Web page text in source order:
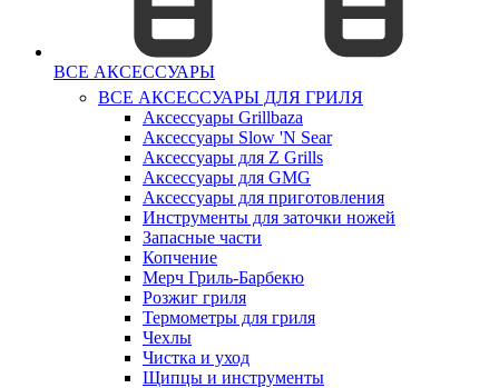
ВСЕ АКСЕССУАРЫ
ВСЕ АКСЕССУАРЫ ДЛЯ ГРИЛЯ
Аксессуары Grillbaza
Аксессуары Slow 'N Sear
Аксессуары для Z Grills
Аксессуары для GMG
Аксессуары для приготовления
Инструменты для заточки ножей
Запасные части
Копчение
Мерч Гриль-Барбекю
Розжиг гриля
Термометры для гриля
Чехлы
Чистка и уход
Щипцы и инструменты